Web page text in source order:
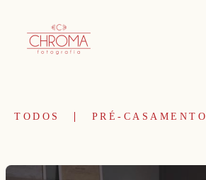
TODOS PRÉ-CASAMENTO